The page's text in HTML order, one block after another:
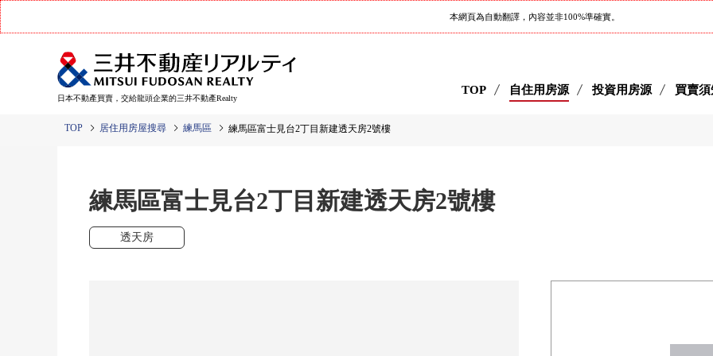
本網頁為自動翻譯，內容並非100%準確實。
日本不動產買賣，交給龍頭企業的三井不動產Realty
TOP 自住用房源 投資用房源 買賣須
TOP 居住用房屋搜尋 練馬區 練馬區富士見台2丁目新建透天房2號樓
練馬區富士見台2丁目新建透天房2號樓
透天房